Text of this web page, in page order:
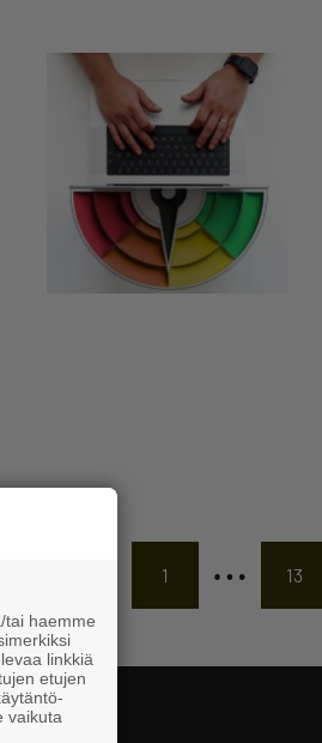
1 … 13
tai haemme
linkkiä
etujen
vaikuta